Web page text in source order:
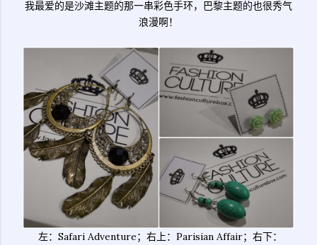
我最爱的是沙滩主题的那一串彩色手环，巴黎主题的也很秀气
浪漫啊！
左：Safari Adventure；右上：Parisian Affair；右下：